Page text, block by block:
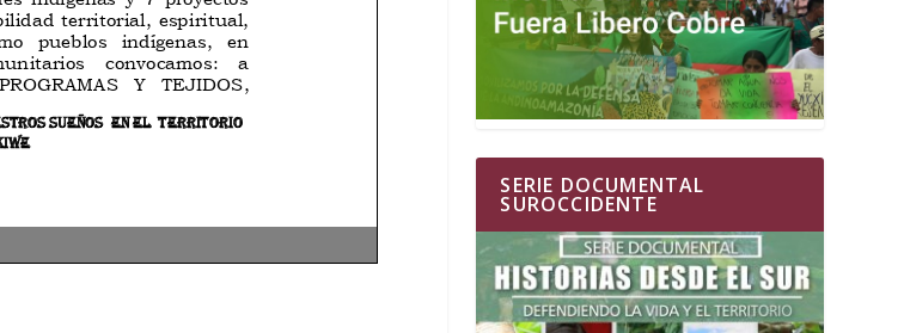
SERIE DOCUMENTAL
SUROCCIDENTE